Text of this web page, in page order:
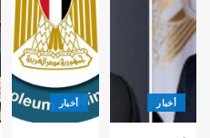
أخبار أخبار